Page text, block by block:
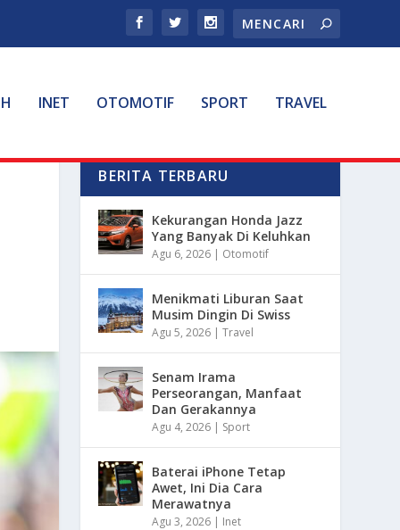
INET OTOMOTIF SPORT TRAVEL
BERITA TERBARU
Kekurangan Honda Jazz
Yang Banyak Di Keluhkan
Agu 6, 2026 | Otomotif
Menikmati Liburan Saat
Musim Dingin Di Swiss
Agu 5, 2026 |Travel
Senam Irama
Perseorangan, Manfaat
Dan Gerakannya
Agu 4, 2026 | Sport
Baterai iPhone Tetap
Awet, Ini Dia Cara
Merawatnya
Agu 3, 2026 | Inet